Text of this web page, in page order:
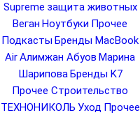
Supreme защита животных
Веган Ноутбуки Прочее
Подкасты Бренды MacBook
AirАлимжан Абуов Марина
Шарипова Бренды K7
Прочее Строительство
ТЕХНОНИКОЛЬ Уход Прочее